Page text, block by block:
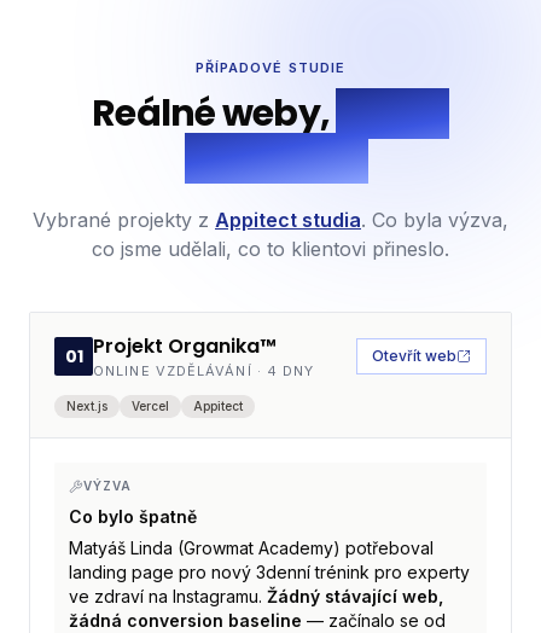
PŘÍPADOVÉ STUDIE
Reálné weby,reálné
výsledky.
Vybrané projekty z Appitect studia. Co byla výzva,
co jsme udělali, co to klientovi přineslo.
01 Projekt Organika™
ONLINE VZDĚLÁVÁNÍ · 4 DNY
Otevřít web
Next.js Vercel Appitect
VÝZVA
Co bylo špatně
Matyáš Linda (Growmat Academy) potřeboval
landing page pro nový 3denní trénink pro experty
ve zdraví na Instagramu. Žádný stávající web,
žádná conversion baseline — začínalo se od